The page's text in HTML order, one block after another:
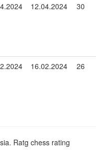
12.04.2024 30
16.02.2024 26
Ratg chess rating